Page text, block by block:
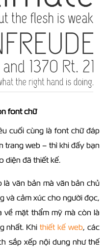
font chữ
cuối cùng là font chữ đáp
trang web – thì khi đấy bạn
diện đã thiết kế.
văn bản mà văn bản chủ
và cảm xúc cho người đọc,
mặt thẩm mỹ mà còn là
nhất. Khithiết kế web, các
sắp xếp nội dung như thế